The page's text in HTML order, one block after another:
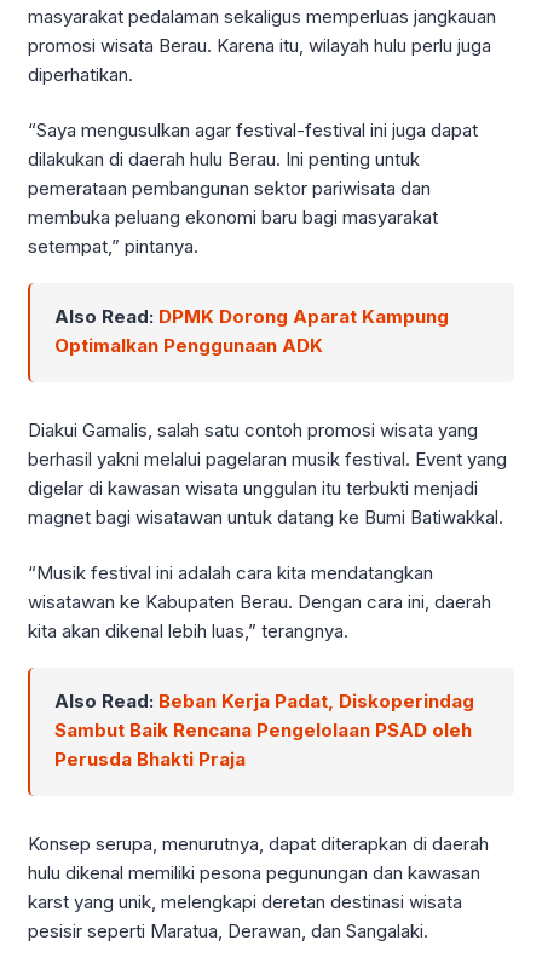
masyarakat pedalaman sekaligus memperluas jangkauan
promosi wisata Berau. Karena itu, wilayah hulu perlu juga
diperhatikan.
“Saya mengusulkan agar festival-festival ini juga dapat
dilakukan di daerah hulu Berau. Ini penting untuk
pemerataan pembangunan sektor pariwisata dan
membuka peluang ekonomi baru bagi masyarakat
setempat,” pintanya.
Also Read: DPMK Dorong Aparat Kampung
Optimalkan Penggunaan ADK
Diakui Gamalis, salah satu contoh promosi wisata yang
berhasil yakni melalui pagelaran musik festival. Event yang
digelar di kawasan wisata unggulan itu terbukti menjadi
magnet bagi wisatawan untuk datang ke Bumi Batiwakkal.
“Musik festival ini adalah cara kita mendatangkan
wisatawan ke Kabupaten Berau. Dengan cara ini, daerah
kita akan dikenal lebih luas,” terangnya.
Also Read: Beban Kerja Padat, Diskoperindag
Sambut Baik Rencana Pengelolaan PSAD oleh
Perusda Bhakti Praja
Konsep serupa, menurutnya, dapat diterapkan di daerah
hulu dikenal memiliki pesona pegunungan dan kawasan
karst yang unik, melengkapi deretan destinasi wisata
pesisir seperti Maratua, Derawan, dan Sangalaki.